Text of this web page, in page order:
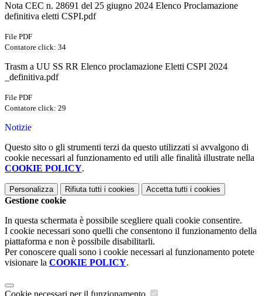
Nota CEC n. 28691 del 25 giugno 2024 Elenco Proclamazione
definitiva eletti CSPI.pdf
File PDF
Contatore click: 34
Trasm a UU SS RR Elenco proclamazione Eletti CSPI 2024
_definitiva.pdf
File PDF
Contatore click: 29
Notizie
Questo sito o gli strumenti terzi da questo utilizzati si avvalgono di
cookie necessari al funzionamento ed utili alle finalità illustrate nella
COOKIE POLICY.
Personalizza Rifiuta tutti i cookies Accetta tutti i cookies
Gestione cookie
In questa schermata è possibile scegliere quali cookie consentire.
I cookie necessari sono quelli che consentono il funzionamento della
piattaforma e non è possibile disabilitarli.
Per conoscere quali sono i cookie necessari al funzionamento potete
visionare la COOKIE POLICY.
Cookie necessari per il funzionamento